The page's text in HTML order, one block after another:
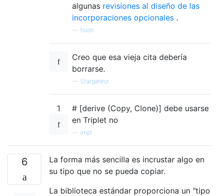
algunas revisiones al diseño de las
incorporaciones opcionales .
huon
Creo que esa vieja cita debería
borrarse.
— Stargateur
1
# [derive (Copy, Clone)] debe usarse
en Triplet no
impl
6
La forma más sencilla es incrustar algo en
su tipo que no se pueda copiar.
La biblioteca estándar proporciona un "tipo